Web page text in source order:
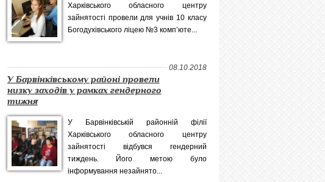
Харківського обласного центру
зайнятості провели для учнів 10 класу
Богодухівського ліцею №3 комп’юте...
08.10.2018
У Барвінківському районі провели
низку заходів у рамках гендерного
тижня
У Барвінківській районній філії
Харківського обласного центру
зайнятості відбувся гендерний
тиждень. Його метою було
інформування незайнято...